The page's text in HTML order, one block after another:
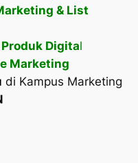
& List
Digital
Marketing
di Kampus Marketing